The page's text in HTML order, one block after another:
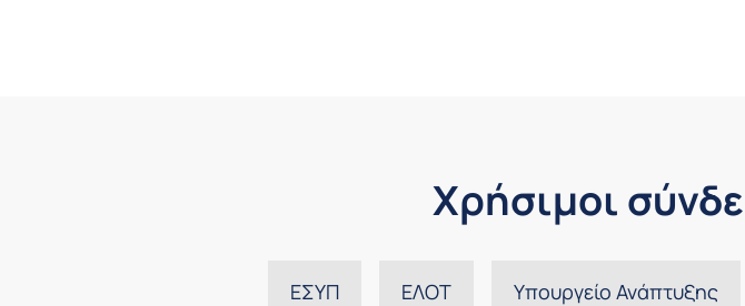
Χρήσιμοι
ΕΣΥΠ ΕΛΟΤ Υπουργείο Ανάπτυξης